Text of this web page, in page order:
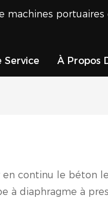
machines
Service À Propos
continu le béton
diaphragme à